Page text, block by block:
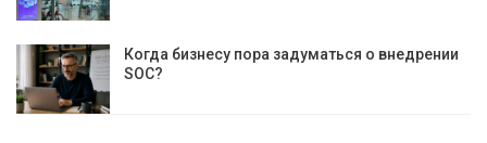
Когда бизнесу пора задуматься о внедрении
SOC?